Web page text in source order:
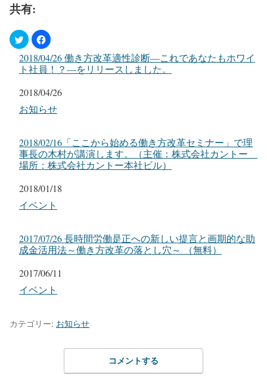
共有:
2018/04/26 働き方改革適性診断―これであなたもホワイ
ト社員！？―をリリースしました。
日付
2018/04/26
関連理由
お知らせ
2018/02/16「ここから始める働き方改革セミナー」で理
事長の木村が講演します。（主催：株式会社カントー
場所：株式会社カントー本社ビル）
日付
2018/01/18
関連理由
イベント
2017/07/26 長時間労働是正への新しい提言と画期的な助
成金活用法～働き方改革の落とし穴～ （無料）
日付
2017/06/11
関連理由
イベント
カテゴリー: お知らせ
コメントする